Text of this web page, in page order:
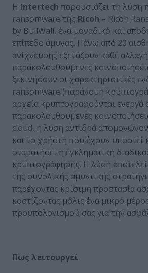
H Intertech παρουσιάζει τη λύση
ransomware της Ricoh – Ricoh
by BullWall, ένα μοναδικό και
επίπεδο άμυνας. Πάνω από 20
ανίχνευσης εξετάζουν κάθε
παρακολουθούμενες
ξεκινήσουν οι χαρακτηριστικές
ransomware (παράνομη
αρχεία κρυπτογραφούνται ενεργά
παρακολουθούμενες
cloud, η λύση αντιδρά
και το χρήστη που έχουν υποστεί
σταματήσει η εγκληματική
κρυπτογράφησης. Η λύση
της συνολικής αμυντικής
παρέχοντας κρίσιμη προστασία
κοστίζοντας μόλις ένα μικρό
προϋπολογισμού σας για την
Πως λειτουργεί